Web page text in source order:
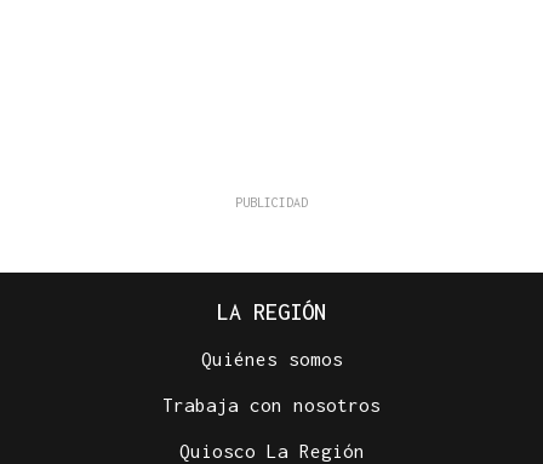
LA REGIÓN
Quiénes somos
Trabaja con nosotros
Quiosco La Región